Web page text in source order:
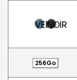
VERTNOIR
256Go